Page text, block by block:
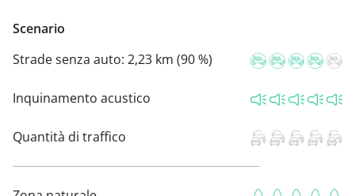
Scenario
Strade senza auto: 2,23 km (90 %)
Inquinamento acustico
Quantità di traffico